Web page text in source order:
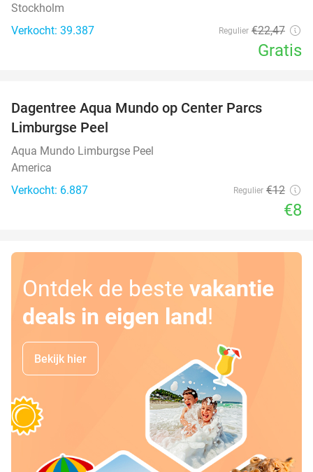
Stockholm
Verkocht: 39.387
Regulier €22,47
Gratis
Dagentree Aqua Mundo op Center Parcs
Limburgse Peel
Aqua Mundo Limburgse Peel
America
Verkocht: 6.887
Regulier €12
€8
Ontdek de beste vakantie
deals in eigen land!
Bekijk hier